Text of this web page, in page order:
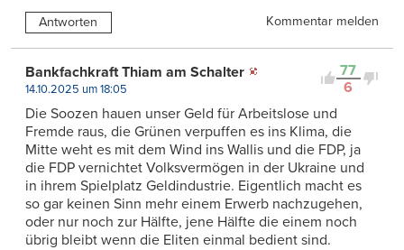
Antworten Kommentar melden
77
6
Bankfachkraft Thiam am Schalter
14.10.2025 um 18:05
Die Soozen hauen unser Geld für Arbeitslose und
Fremde raus, die Grünen verpuffen es ins Klima, die
Mitte weht es mit dem Wind ins Wallis und die FDP, ja
die FDP vernichtet Volksvermögen in der Ukraine und
in ihrem Spielplatz Geldindustrie. Eigentlich macht es
so gar keinen Sinn mehr einem Erwerb nachzugehen,
oder nur noch zur Hälfte, jene Hälfte die einem noch
übrig bleibt wenn die Eliten einmal bedient sind.